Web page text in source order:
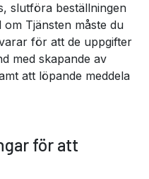
slutföra beställningen
Tjänsten måste du
för att de uppgifter
med skapande av
att löpande meddela
för att